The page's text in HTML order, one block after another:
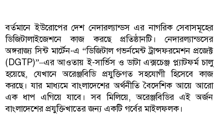
বর্তমানে ইউরোপের দেশ নেদারল্যান্ডস এর নাগরিক সেবাসমূহের
ডিজিটালাইজেশনে কাজ করছে প্রতিষ্ঠানটি। নেদারল্যান্ডসের
অঙ্গরাজ্য সিন্ট মার্টেন-এ “ডিজিটাল গভর্নমেন্ট ট্রান্সফরমেশন প্রজেক্ট
(DGTP)”–এর আওতায় ই-সার্ভিস ও ডাটা এক্সচেঞ্জ প্ল্যাটফর্ম চালু
হয়েছে, যেখানে অরেঞ্জবিডি প্রযুক্তিগত সহযোগী হিসেবে কাজ
করছে। যার মাধ্যমে বাংলাদেশের অর্থনীতি বৈদেশিক আয়ে আরো
এক ধাপ এগিয়ে যাবে। সব মিলিয়ে, অরেঞ্জবিডির এই অর্জন
বাংলাদেশের প্রযুক্তিখাতের জন্য একটি গর্বের মাইলফলক।